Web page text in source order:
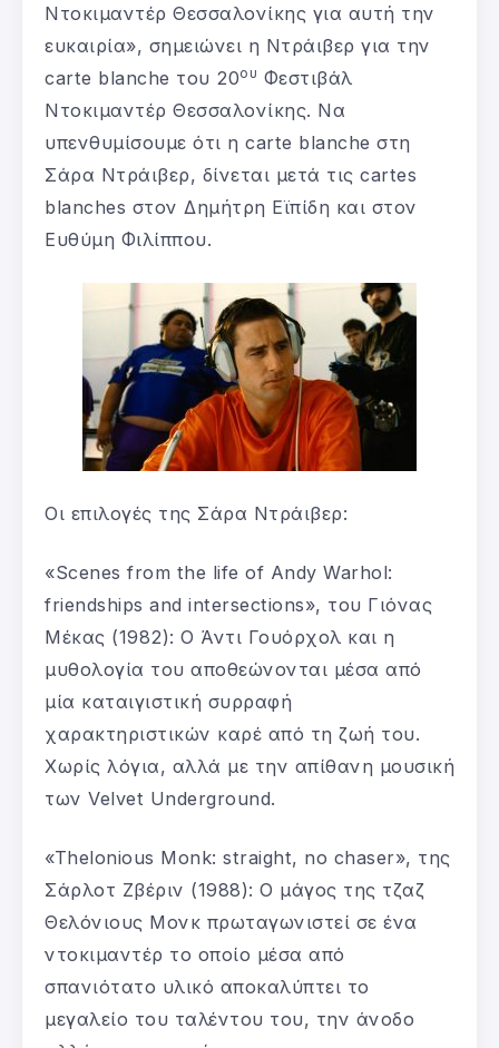
Ντοκιμαντέρ Θεσσαλονίκης για αυτή την
ευκαιρία», σημειώνει η Ντράιβερ για την
carte blanche του 20ου Φεστιβάλ
Ντοκιμαντέρ Θεσσαλονίκης. Να
υπενθυμίσουμε ότι η carte blanche στη
Σάρα Ντράιβερ, δίνεται μετά τις cartes
blanches στον Δημήτρη Εϊπίδη και στον
Ευθύμη Φιλίππου.
Οι επιλογές της Σάρα Ντράιβερ:
«Scenes from the life of Andy Warhol:
friendships and intersections», του Γιόνας
Μέκας (1982): Ο Άντι Γουόρχολ και η
μυθολογία του αποθεώνονται μέσα από
μία καταιγιστική συρραφή
χαρακτηριστικών καρέ από τη ζωή του.
Χωρίς λόγια, αλλά με την απίθανη μουσική
των Velvet Underground.
«Thelonious Monk: straight, no chaser», της
Σάρλοτ Ζβέριν (1988): Ο μάγος της τζαζ
Θελόνιους Μονκ πρωταγωνιστεί σε ένα
ντοκιμαντέρ το οποίο μέσα από
σπανιότατο υλικό αποκαλύπτει το
μεγαλείο του ταλέντου του, την άνοδο